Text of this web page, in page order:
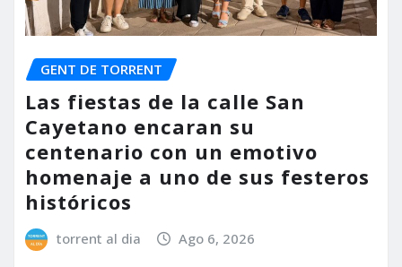
GENT DE TORRENT
Las fiestas de la calle San
Cayetano encaran su
centenario con un emotivo
homenaje a uno de sus festeros
históricos
torrent al dia Ago 6, 2026